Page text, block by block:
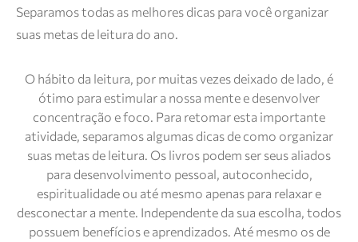
Separamos todas as melhores dicas para você organizar
suas metas de leitura do ano.
O hábito da leitura, por muitas vezes deixado de lado, é
ótimo para estimular a nossa mente e desenvolver
concentração e foco. Para retomar esta importante
atividade, separamos algumas dicas de como organizar
suas metas de leitura. Os livros podem ser seus aliados
para desenvolvimento pessoal, autoconhecido,
espiritualidade ou até mesmo apenas para relaxar e
desconectar a mente. Independente da sua escolha, todos
possuem benefícios e aprendizados. Até mesmo os de